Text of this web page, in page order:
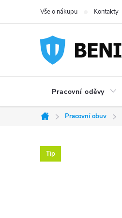
Vše o nákupu Kontakty
Pracovní oděvy
Domů
Pracovní obuv
Tip